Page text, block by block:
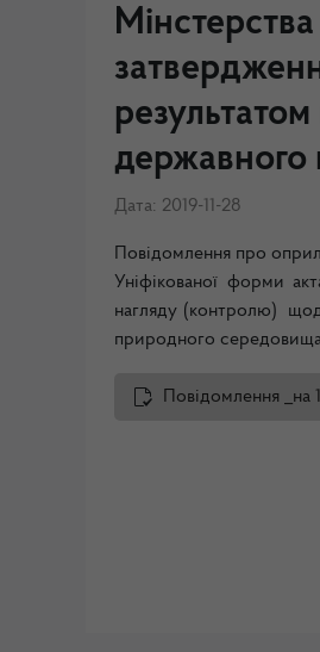
державного
Дата: 2019-11-28
Повідомлення про
Уніфікованої форми
нагляду (контролю)
природного
Повідомлення _на